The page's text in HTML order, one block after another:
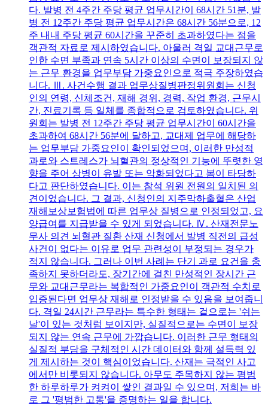
다. 발병 전 4주간 주당 평균 업무시간이 68시간 51분, 발
병 전 12주간 주당 평균 업무시간은 68시간 56분으로, 12
주 내내 주당 평균 60시간을 꾸준히 초과하였다는 점을
객관적 자료로 제시하였습니다. 아울러 격일 교대근무로
인한 수면 부족과 연속 5시간 이상의 수면이 보장되지 않
는 근무 환경을 업무부담 가중요인으로 적극 주장하였습
니다. Ⅲ. 사건수행 결과 업무상질병판정위원회는 신청
인의 연령, 신체조건, 재해 경위, 경력, 작업 환경, 근무시
간, 진료기록 등 일체를 종합적으로 검토하였습니다. 위
원회는 발병 전 12주간 주당 평균 업무시간이 60시간을
초과하여 68시간 56분에 달하고, 교대제 업무에 해당하
는 업무부담 가중요인이 확인되었으며, 이러한 만성적
과로와 스트레스가 뇌혈관의 정상적인 기능에 뚜렷한 영
향을 주어 상병이 유발 또는 악화되었다고 봄이 타당하
다고 판단하였습니다. 이는 참석 위원 전원의 일치된 의
견이었습니다. 그 결과, 신청인의 지주막하출혈은 산업
재해보상보험법에 따른 업무상 질병으로 인정되었고, 요
양급여를 지급받을 수 있게 되었습니다. Ⅳ. 산재전문노
무사 의견 뇌혈관 질환 산재 신청에서 발병 직전의 급성
사건이 없다는 이유로 업무 관련성이 부정되는 경우가
적지 않습니다. 그러나 이번 사례는 단기 과로 요건을 충
족하지 못하더라도, 장기간에 걸친 만성적인 장시간 근
무와 교대근무라는 복합적인 가중요인이 객관적 수치로
입증된다면 업무상 재해로 인정받을 수 있음을 보여줍니
다. 격일 24시간 근무라는 특수한 형태는 겉으로는 '쉬는
날'이 있는 것처럼 보이지만, 실질적으로는 수면이 보장
되지 않는 연속 근무에 가깝습니다. 이러한 근무 형태의
실질적 부담을 구체적인 시간 데이터와 함께 설득력 있
게 제시하는 것이 핵심이었습니다. 산재는 극적인 사고
에서만 비롯되지 않습니다. 아무도 주목하지 않는 평범
한 하루하루가 켜켜이 쌓인 결과일 수 있으며, 저희는 바
로 그 '평범한 고통'을 증명하는 일을 합니다.